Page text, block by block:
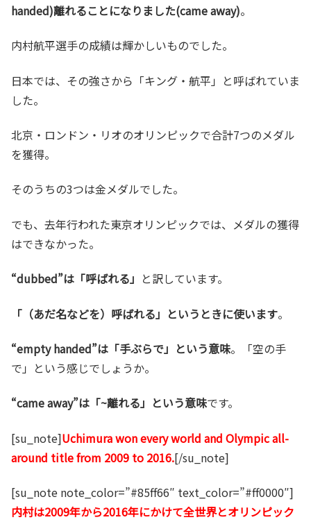
handed)離れることになりました(came away)。
内村航平選手の成績は輝かしいものでした。
日本では、その強さから「キング・航平」と呼ばれていま
した。
北京・ロンドン・リオのオリンピックで合計7つのメダル
を獲得。
そのうちの3つは金メダルでした。
でも、去年行われた東京オリンピックでは、メダルの獲得
はできなかった。
“dubbed”は「呼ばれる」 と訳しています。
「（あだ名などを）呼ばれる」というときに使います。
“empty handed”は「手ぶらで」という意味。「空の手
で」という感じでしょうか。
“came away”は「~離れる」という意味です。
[su_note]Uchimura won every world and Olympic all-
around title from 2009 to 2016.[/su_note]
[su_note note_color=”#85ff66″ text_color=”#ff0000″]
内村は2009年から2016年にかけて全世界とオリンピック